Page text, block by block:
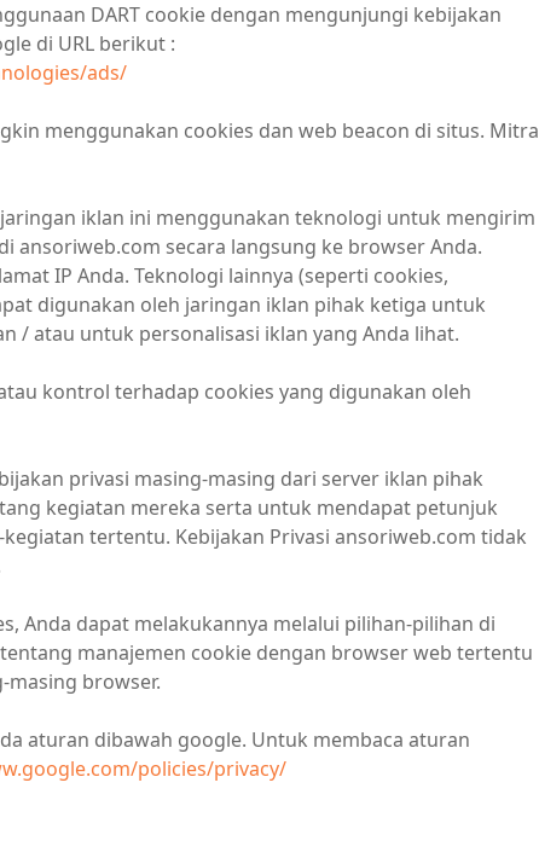
DART cookie dengan mengunjungi kebijakan
di URL berikut :
ads/
menggunakan cookies dan web beacon di situs. Mitra
iklan ini menggunakan teknologi untuk mengirim
ansoriweb.com secara langsung ke browser Anda.
IP Anda. Teknologi lainnya (seperti cookies,
digunakan oleh jaringan iklan pihak ketiga untuk
/ atau untuk personalisasi iklan yang Anda lihat.
kontrol terhadap cookies yang digunakan oleh
privasi masing-masing dari server iklan pihak
kegiatan mereka serta untuk mendapat petunjuk
tertentu. Kebijakan Privasi ansoriweb.com tidak
Anda dapat melakukannya melalui pilihan-pilihan di
manajemen cookie dengan browser web tertentu
browser.
aturan dibawah google. Untuk membaca aturan
policies/privacy/